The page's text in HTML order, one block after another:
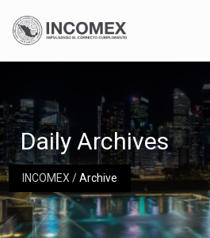
INCOMEX/Archive
Daily Archives